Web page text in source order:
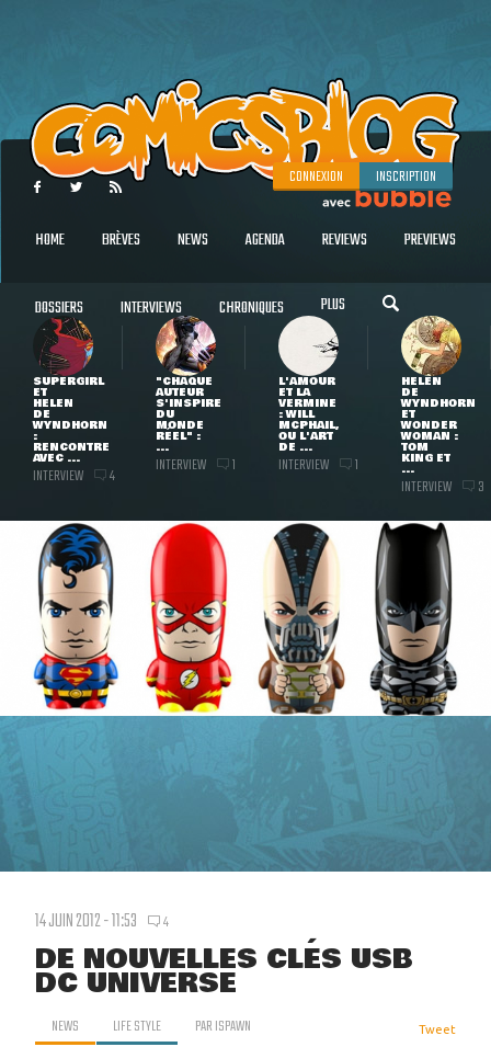
CONNEXION INSCRIPTION
HOME BRÈVES NEWS AGENDA REVIEWS PREVIEWS
DOSSIERS INTERVIEWS CHRONIQUES PLUS
SUPERGIRL
ET
HELEN
DE
WYNDHORN
:
RENCONTRE
AVEC ...
INTERVIEW 4
"CHAQUE
AUTEUR
S'INSPIRE
DU
MONDE
RÉEL" :
...
INTERVIEW 1
L'AMOUR
ET LA
VERMINE
: WILL
MCPHAIL,
OU L'ART
DE ...
INTERVIEW 1
HELEN
DE
WYNDHORN
ET
WONDER
WOMAN :
TOM
KING ET
...
INTERVIEW 3
14 JUIN 2012 - 11:53 4
DE NOUVELLES CLÉS USB
DC UNIVERSE
NEWS LIFE STYLE PARISPAWN Tweet